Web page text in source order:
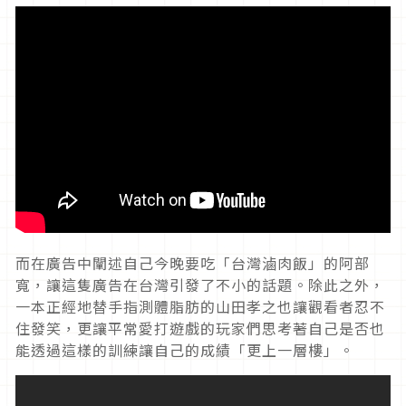
而在廣告中闡述自己今晚要吃「台灣滷肉飯」的阿部
寬，讓這隻廣告在台灣引發了不小的話題。除此之外，
一本正經地替手指測體脂肪的山田孝之也讓觀看者忍不
住發笑，更讓平常愛打遊戲的玩家們思考著自己是否也
能透過這樣的訓練讓自己的成績「更上一層樓」。